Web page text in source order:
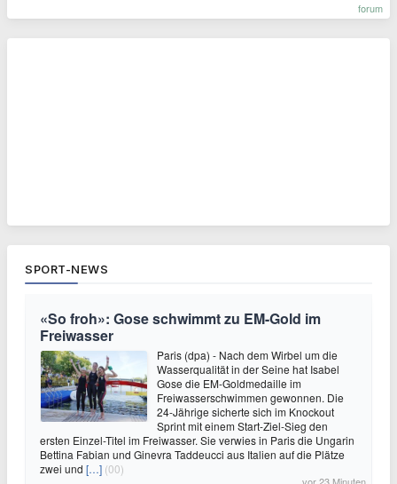
forum
SPORT-NEWS
«So froh»: Gose schwimmt zu EM-Gold im
Freiwasser
Paris (dpa) - Nach dem Wirbel um die
Wasserqualität in der Seine hat Isabel
Gose die EM-Goldmedaille im
Freiwasserschwimmen gewonnen. Die
24-Jährige sicherte sich im Knockout
Sprint mit einem Start-Ziel-Sieg den
ersten Einzel-Titel im Freiwasser. Sie verwies in Paris die Ungarin
Bettina Fabian und Ginevra Taddeucci aus Italien auf die Plätze
zwei und […] (00)